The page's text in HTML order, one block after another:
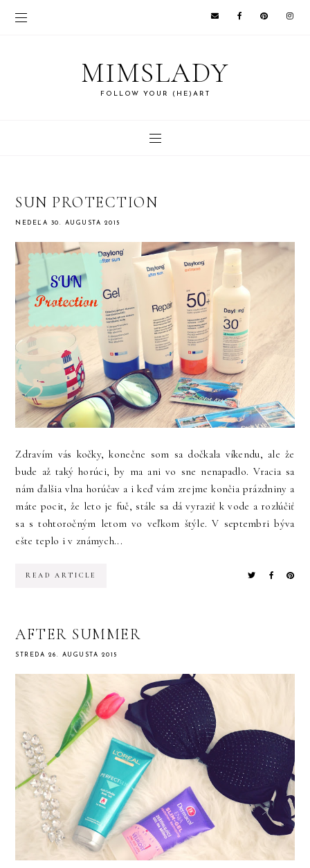
MIMSLADY
FOLLOW YOUR (HE)ART
SUN PROTECTION
NEDEĽA 30. AUGUSTA 2015
Zdravím vás kočky, konečne som sa dočkala víkendu, ale že
bude až taký horúci, by ma ani vo sne nenapadlo. Vracia sa
nám ďalšia vlna horúčav a i keď vám zrejme končia prázdniny a
máte pocit, že leto je fuč, stále sa dá vyraziť k vode a rozlúčiť
sa s tohtoročným letom vo veľkom štýle. V septembri býva
ešte teplo i v známych...
READ ARTICLE
AFTER SUMMER
STREDA 26. AUGUSTA 2015